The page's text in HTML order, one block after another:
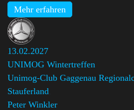
Mehr erfahren
13.02.2027
UNIMOG Wintertreffen
Unimog-Club Gaggenau
Stauferland
Peter Winkler